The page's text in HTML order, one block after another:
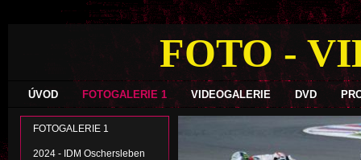
FOTO -
ÚVOD FOTOGALERIE 1 VIDEOGALERIE DVD
FOTOGALERIE 1
2024 - IDM Oschersleben